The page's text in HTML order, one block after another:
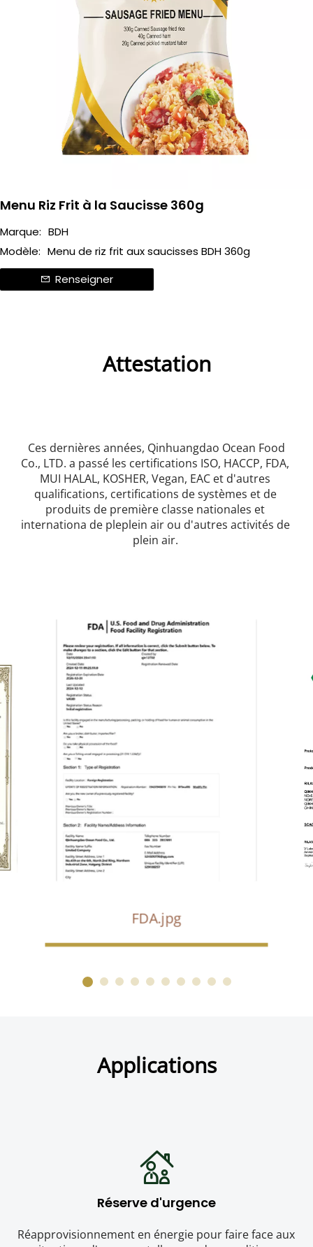
Menu Riz Frit à la Saucisse 360g
Marque: BDH
Modèle: Menu de riz frit aux saucisses BDH 360g
Renseigner
Attestation
Co., LTD. a passé les certifications ISO, HACCP, FDA,
MUI HALAL, KOSHER, Vegan, EAC et d'autres
qualifications, certifications de systèmes et de
produits de première classe nationales et
internationa de pleplein air ou d'autres activités de
plein air.
FDA.jpg
Applications
Réserve d'urgence
Réapprovisionnement en énergie pour faire face aux